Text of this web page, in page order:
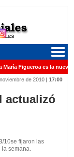
María Figueroa es la nueva
reconocimiento por su
Justicia de la Nación
de 2010 | 17:00
actualizó
10se fijaron las
la semana.